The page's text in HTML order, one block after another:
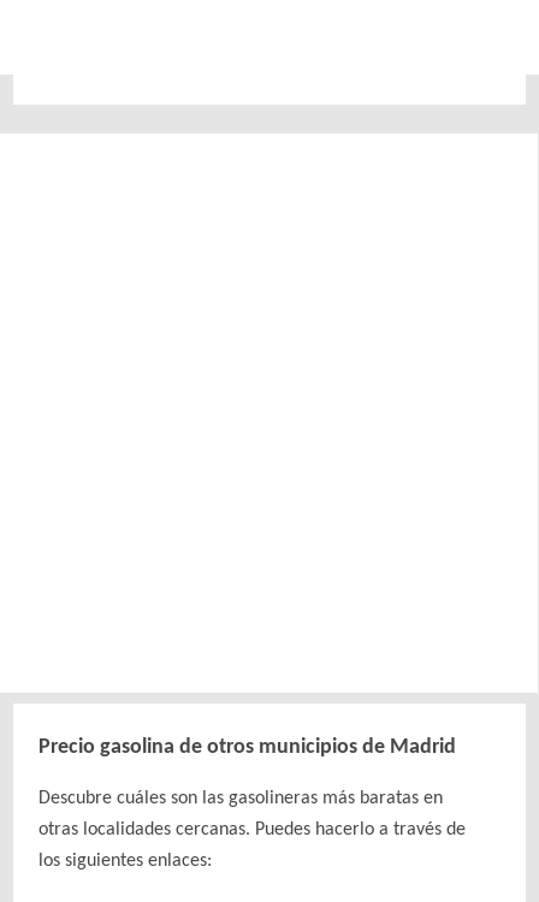
Precio gasolina de otros municipios de Madrid
Descubre cuáles son las gasolineras más baratas en
otras localidades cercanas. Puedes hacerlo a través de
los siguientes enlaces: